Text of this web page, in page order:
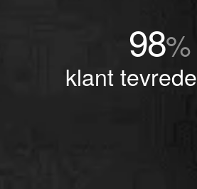
98%
klant